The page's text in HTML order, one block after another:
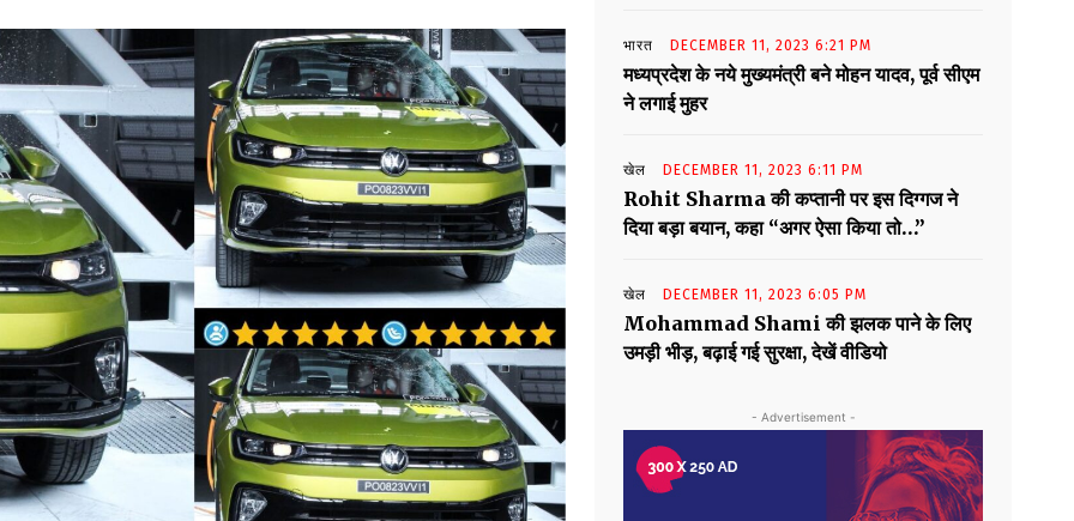
भारत DECEMBER 11, 2023 6:21 PM
मध्यप्रदेश के नये मुख्यमंत्री बने मोहन यादव, पूर्व सीएम
ने लगाई मुहर
खेल DECEMBER 11, 2023 6:11 PM
Rohit Sharma की कप्तानी पर इस दिग्गज ने
दिया बड़ा बयान, कहा “अगर ऐसा किया तो…”
खेल DECEMBER 11, 2023 6:05 PM
Mohammad Shami की झलक पाने के लिए
उमड़ी भीड़, बढ़ाई गई सुरक्षा, देखें वीडियो
- Advertisement -